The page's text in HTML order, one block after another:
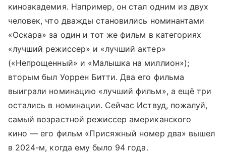
киноакадемия. Например, он стал одним из двух
человек, что дважды становились номинантами
«Оскара» за один и тот же фильм в категориях
«лучший режиссер» и «лучший актер»
(«Непрощенный» и «Малышка на миллион»);
вторым был Уоррен Битти. Два его фильма
выиграли номинацию «лучший фильм», а ещё три
остались в номинации. Сейчас Иствуд, пожалуй,
самый возрастной режиссер американского
кино — его фильм «Присяжный номер два» вышел
в 2024-м, когда ему было 94 года.